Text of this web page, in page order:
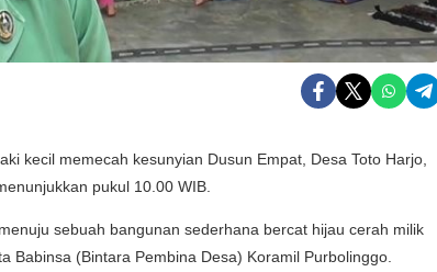
kecil memecah kesunyian Dusun Empat, Desa Toto Harjo,
pukul 10.00 WIB.
sebuah bangunan sederhana bercat hijau cerah milik
Babinsa (Bintara Pembina Desa) Koramil Purbolinggo.